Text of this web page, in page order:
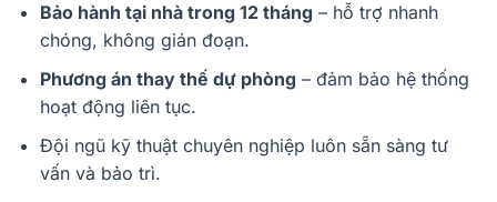
Bảo hành tại nhà trong 12 tháng – hỗ trợ nhanh
chóng, không gián đoạn.
Phương án thay thế dự phòng – đảm bảo hệ thống
hoạt động liên tục.
Đội ngũ kỹ thuật chuyên nghiệp luôn sẵn sàng tư
vấn và bảo trì.